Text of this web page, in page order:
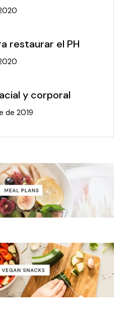
restaurar el PH
y corporal
de 2019